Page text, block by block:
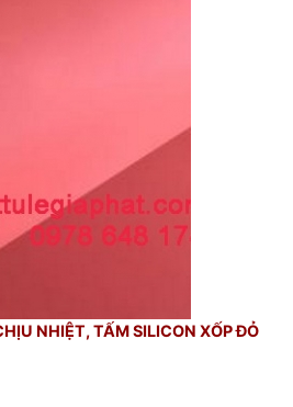
NHIỆT, TẤM SILICON XỐP ĐỎ